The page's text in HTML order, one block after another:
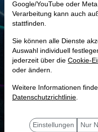
Marktkapitalisierung
Unternehmenswert
Umsatz
mit dieser
Google/YouTube oder
Verarbeitung kann auch
stattfinden.
Sie können alle Dienste
Auswahl individuell
jederzeit über die Cookie-
oder ändern.
Weitere Informationen
Datenschutzrichtlinie.
Einstellungen Nur